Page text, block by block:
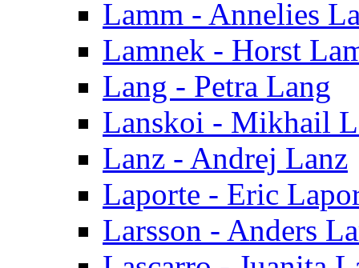
Lamm - Annelies
Lamnek - Horst
Lang - Petra Lang
Lanskoi - Mikhail
Lanz - Andrej Lanz
Laporte - Eric
Larsson - Anders